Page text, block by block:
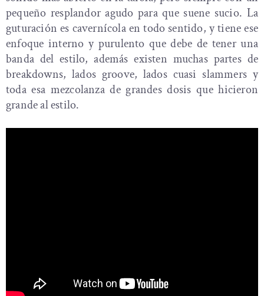
pequeño resplandor agudo para que suene sucio. La
guturación es cavernícola en todo sentido, y tiene ese
enfoque interno y purulento que debe de tener una
banda del estilo, además existen muchas partes de
breakdowns, lados groove, lados cuasi slammers y
toda esa mezcolanza de grandes dosis que hicieron
grande al estilo.